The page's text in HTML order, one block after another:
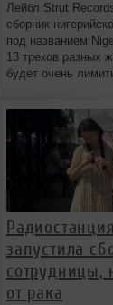
Лейбл Strut
сборник
под названием
13 треков разных
будет очень
запустила
сотрудницы,
от рака